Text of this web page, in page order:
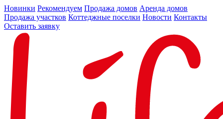
Новинки Рекомендуем Продажа домов Аренда домов
Продажа участков Коттеджные поселки Новости Контакты
Оставить заявку